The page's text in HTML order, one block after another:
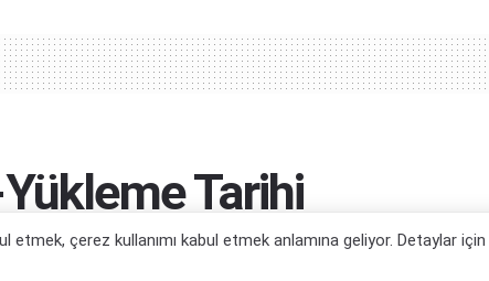
Tarihi
çerez kullanımı kabul etmek anlamına geliyor. Detaylar için